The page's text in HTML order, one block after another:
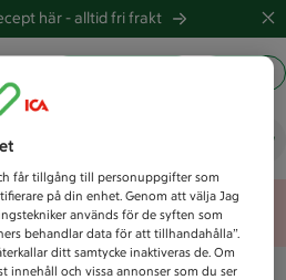
här -alltid fri frakt
idag?
error
får tillgång till personuppgifter som
på din enhet. Genom att välja Jag
används för de syften som
behandlar data för att tillhandahålla”.
ditt samtycke inaktiveras de. Om
innehåll och vissa annonser som du ser